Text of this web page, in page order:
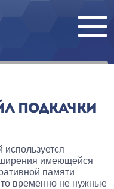
ПОДКАЧКИ
имеющейся
памяти
то временно не нужные